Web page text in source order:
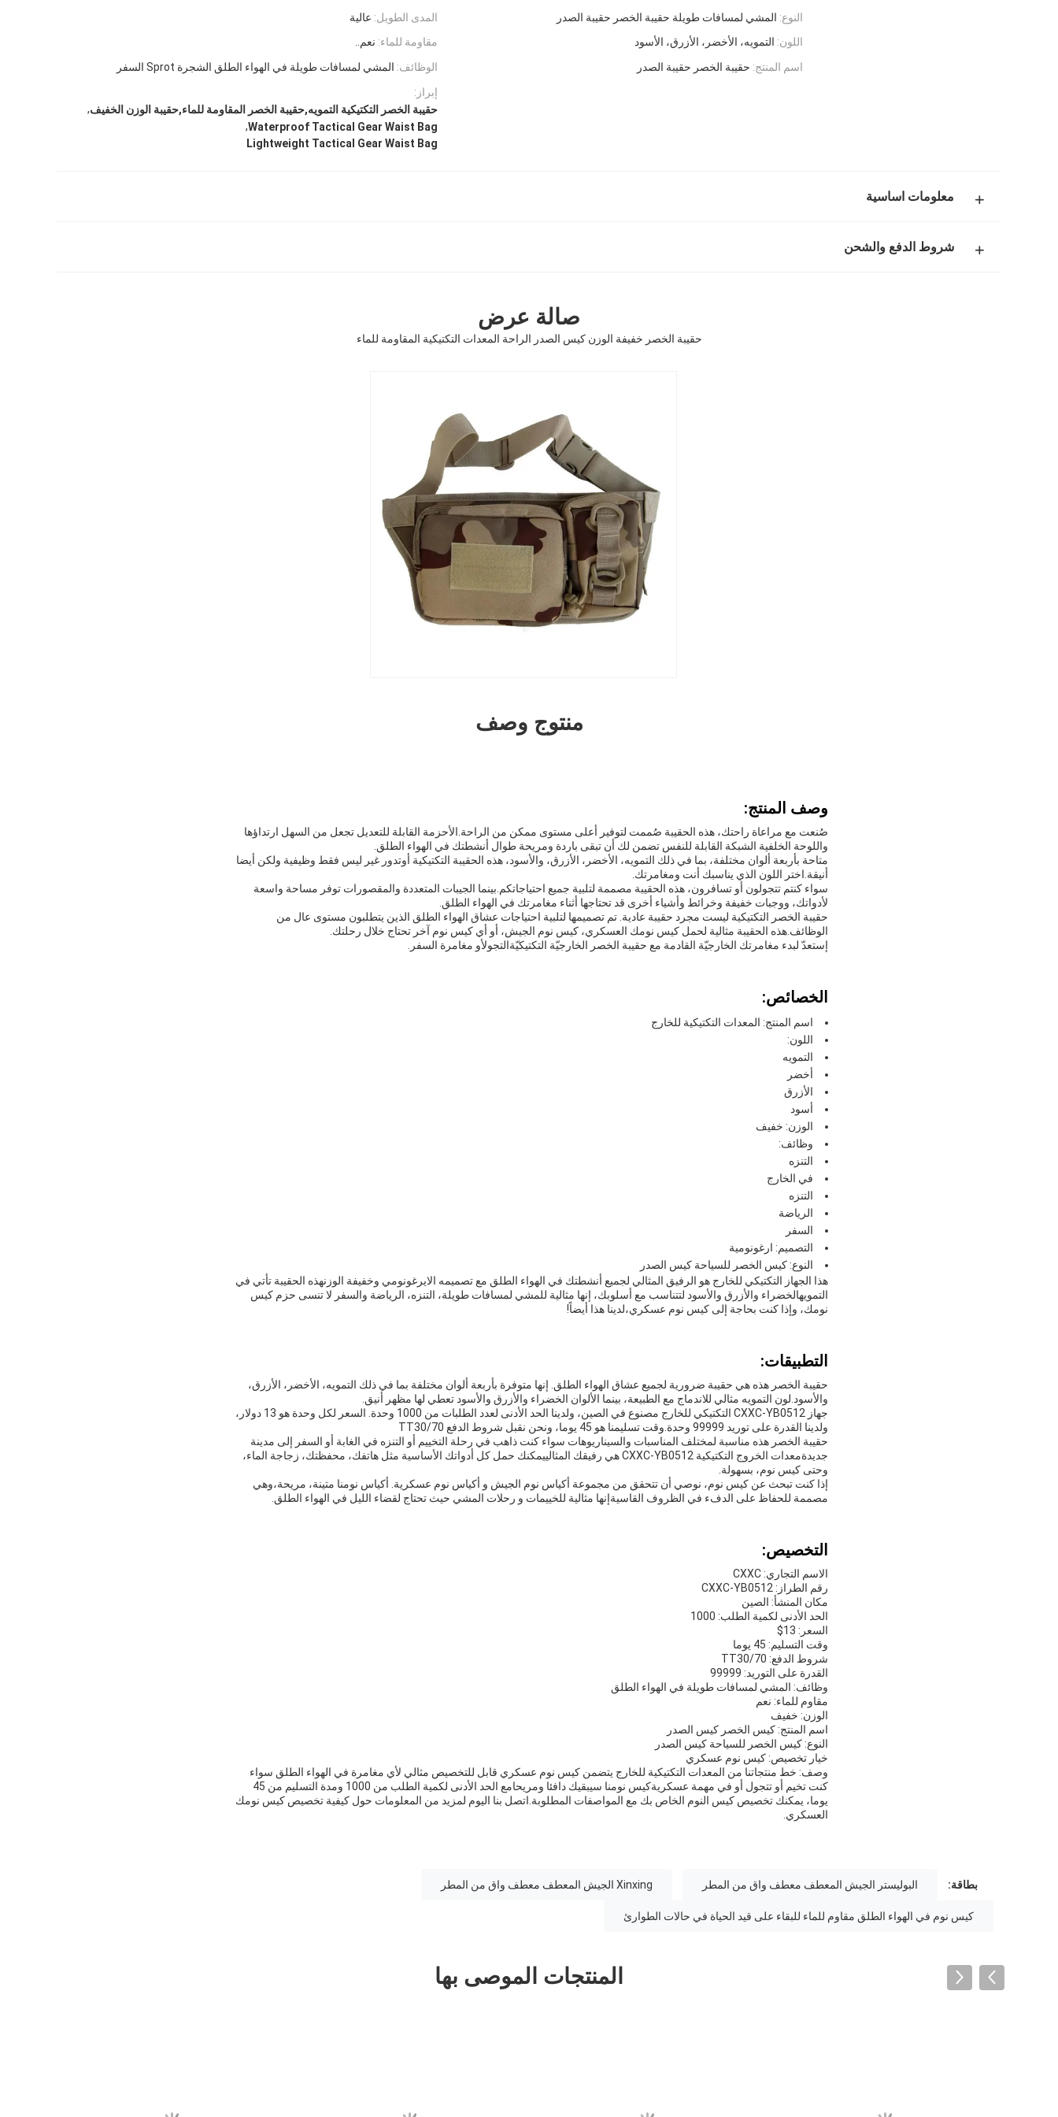
المدى الطويل: عالية النوع: المشي لمسافات طويلة حقيبة الخصر حقيبة الصدر
مقاومة للماء: نعم.. اللون: التمويه، الأخضر، الأزرق، الأسود
الوظائف: المشي لمسافات طويلة في الهواء الطلق الشجرة Sprot السفر اسم المنتج: حقيبة الخصر حقيبة الصدر
إبراز:
حقيبة الخصر التكتيكية التمويه,حقيبة الخصر المقاومة للماء,حقيبة الوزن الخفيف,
Waterproof Tactical Gear Waist Bag
,
Lightweight Tactical Gear Waist Bag
معلومات اساسية
شروط الدفع والشحن
صالة عرض
حقيبة الخصر خفيفة الوزن كيس الصدر الراحة المعدات التكتيكية المقاومة للماء
منتوج وصف
وصف المنتج:
صُنعت مع مراعاة راحتك، هذه الحقيبة صُممت لتوفير أعلى مستوى ممكن من الراحة.الأحزمة القابلة للتعديل تجعل من السهل ارتداؤها
واللوحة الخلفية الشبكة القابلة للنفس تضمن لك أن تبقى باردة ومريحة طوال أنشطتك في الهواء الطلق.
متاحة بأربعة ألوان مختلفة، بما في ذلك التمويه، الأخضر، الأزرق، والأسود، هذه الحقيبة التكتيكية أوتدور غير ليس فقط وظيفية ولكن أيضا
أنيقة.اختر اللون الذي يناسبك أنت ومغامرتك.
سواء كنتم تتجولون أو تسافرون، هذه الحقيبة مصممة لتلبية جميع احتياجاتكم.بينما الجيبات المتعددة والمقصورات توفر مساحة واسعة
لأدواتك، ووجبات خفيفة وخرائط وأشياء أخرى قد تحتاجها أثناء مغامرتك في الهواء الطلق.
حقيبة الخصر التكتيكية ليست مجرد حقيبة عادية. تم تصميمها لتلبية احتياجات عشاق الهواء الطلق الذين يتطلبون مستوى عال من
الوظائف.هذه الحقيبة مثالية لحمل كيس نومك العسكري، كيس نوم الجيش، أو أي كيس نوم آخر تحتاج خلال رحلتك.
إستعدّ لبدء مغامرتك الخارجيّة القادمة مع حقيبة الخصر الخارجيّة التكتيكيّةالتجولأو مغامرة السفر.
الخصائص:
اسم المنتج: المعدات التكتيكية للخارج
اللون:
التمويه
أخضر
الأزرق
أسود
الوزن: خفيف
وظائف:
التنزه
في الخارج
التنزه
الرياضة
السفر
التصميم: ارغونومية
النوع: كيس الخصر للسياحة كيس الصدر
هذا الجهاز التكتيكي للخارج هو الرفيق المثالي لجميع أنشطتك في الهواء الطلق مع تصميمه الايرغونومي وخفيفة الوزنهذه الحقيبة تأتي في
التمويهالخضراء والأزرق والأسود لتتناسب مع أسلوبك، إنها مثالية للمشي لمسافات طويلة، التنزه، الرياضة والسفر لا تنسى حزم كيس
نومك، وإذا كنت بحاجة إلى كيس نوم عسكري،لدينا هذا أيضاً!
التطبيقات:
حقيبة الخصر هذه هي حقيبة ضرورية لجميع عشاق الهواء الطلق. إنها متوفرة بأربعة ألوان مختلفة بما في ذلك التمويه، الأخضر، الأزرق،
والأسود.لون التمويه مثالي للاندماج مع الطبيعة، بينما الألوان الخضراء والأزرق والأسود تعطي لها مظهر أنيق.
جهاز CXXC-YB0512 التكتيكي للخارج مصنوع في الصين، ولدينا الحد الأدنى لعدد الطلبات من 1000 وحدة. السعر لكل وحدة هو 13 دولار،
ولدينا القدرة على توريد 99999 وحدة.وقت تسليمنا هو 45 يوما، ونحن نقبل شروط الدفع TT30/70
حقيبة الخصر هذه مناسبة لمختلف المناسبات والسيناريوهات سواء كنت ذاهب في رحلة التخييم أو التنزه في الغابة أو السفر إلى مدينة
جديدةمعدات الخروج التكتيكية CXXC-YB0512 هي رفيقك المثالييمكنك حمل كل أدواتك الأساسية مثل هاتفك، محفظتك، زجاجة الماء،
وحتى كيس نوم، بسهولة.
إذا كنت تبحث عن كيس نوم، نوصي أن تتحقق من مجموعة أكياس نوم الجيش و أكياس نوم عسكرية. أكياس نومنا متينة، مريحة،وهي
مصممة للحفاظ على الدفء في الظروف القاسيةإنها مثالية للخييمات و رحلات المشي حيث تحتاج لقضاء الليل في الهواء الطلق.
التخصيص:
الاسم التجاري: CXXC
رقم الطراز: CXXC-YB0512
مكان المنشأ: الصين
الحد الأدنى لكمية الطلب: 1000
السعر: 13$
وقت التسليم: 45 يوما
شروط الدفع: TT30/70
القدرة على التوريد: 99999
وظائف: المشي لمسافات طويلة في الهواء الطلق
مقاوم للماء: نعم
الوزن: خفيف
اسم المنتج: كيس الخصر كيس الصدر
النوع: كيس الخصر للسياحة كيس الصدر
خيار تخصيص: كيس نوم عسكري
وصف: خط منتجاتنا من المعدات التكتيكية للخارج يتضمن كيس نوم عسكري قابل للتخصيص مثالي لأي مغامرة في الهواء الطلق سواء
كنت تخيم أو تتجول أو في مهمة عسكريةكيس نومنا سيبقيك دافئا ومريحامع الحد الأدنى لكمية الطلب من 1000 ومدة التسليم من 45
يوما، يمكنك تخصيص كيس النوم الخاص بك مع المواصفات المطلوبة.اتصل بنا اليوم لمزيد من المعلومات حول كيفية تخصيص كيس نومك
العسكري.
بطاقة: البوليستر الجيش المعطف معطف واق من المطر Xinxing الجيش المعطف معطف واق من المطر
كيس نوم في الهواء الطلق مقاوم للماء للبقاء على قيد الحياة في حالات الطوارئ
المنتجات الموصى بها